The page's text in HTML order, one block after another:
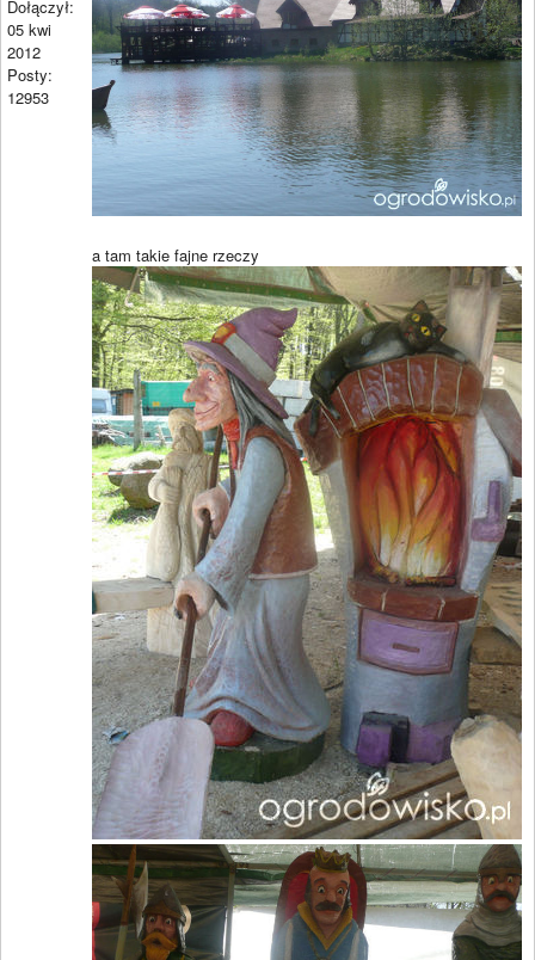
Dołączył:
05 kwi
2012
Posty:
12953
a tam takie fajne rzeczy